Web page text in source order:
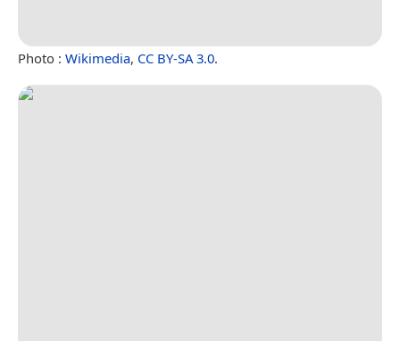
Photo : Wikimedia, CC BY-SA 3.0.